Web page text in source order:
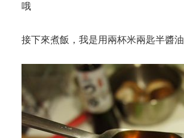
哦
接下來煮飯，我是用兩杯米兩匙半醬油